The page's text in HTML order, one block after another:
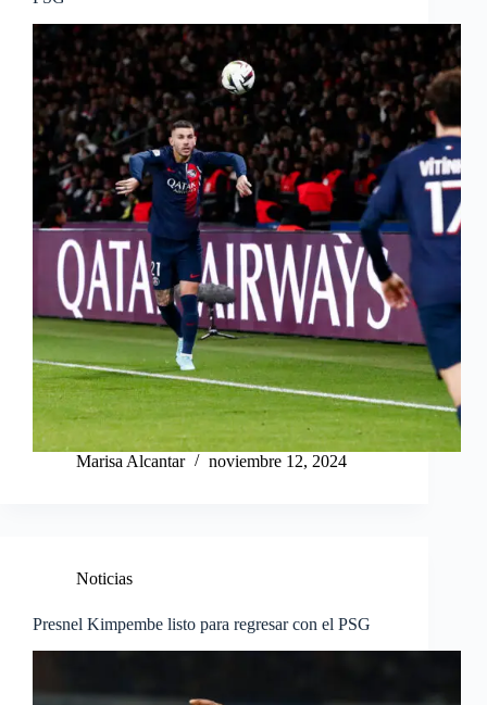
Marisa Alcantar noviembre 12, 2024
Noticias
Presnel Kimpembe listo para regresar con el PSG